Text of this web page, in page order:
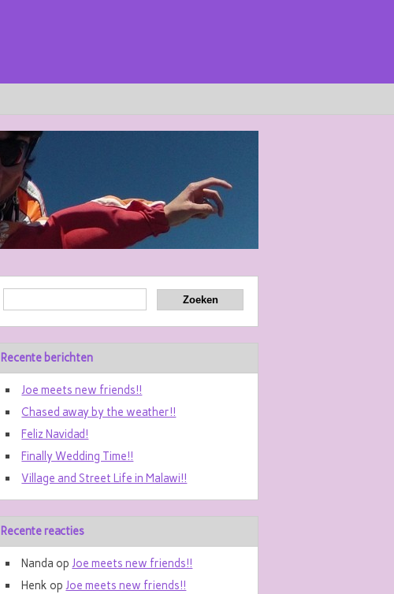
Recente berichten
Joe meets new friends!!
Chased away by the weather!!
Feliz Navidad!
Finally Wedding Time!!
Village and Street Life in Malawi!!
Recente reacties
Nanda opJoe meets new friends!!
Henk opJoe meets new friends!!